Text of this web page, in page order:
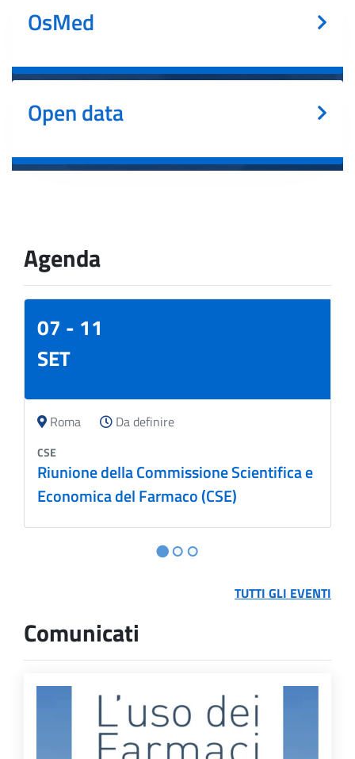
OsMed
Open data
Agenda
07 - 11
SET
Roma Da definire
CSE
Riunione della Commissione Scientifica e
Economica del Farmaco (CSE)
TUTTI GLI EVENTI
Comunicati